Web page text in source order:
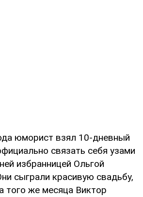
юморист взял 10-дневный
связать себя узами
избранницей Ольгой
сыграли красивую свадьбу,
того же месяца Виктор